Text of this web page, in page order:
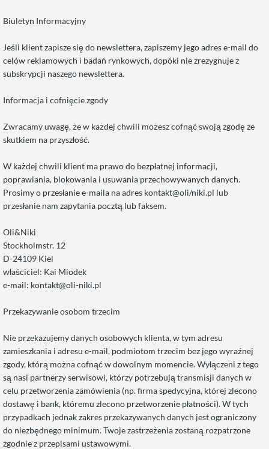
Biuletyn Informacyjny
Jeśli klient zapisze się do newslettera, zapiszemy jego adres e-mail do
celów reklamowych i badań rynkowych, dopóki nie zrezygnuje z
subskrypcji naszego newslettera.
Informacja i cofnięcie zgody
Zwracamy uwagę, że w każdej chwili możesz cofnąć swoją zgodę ze
skutkiem na przyszłość.
W każdej chwili klient ma prawo do bezpłatnej informacji,
poprawiania, blokowania i usuwania przechowywanych danych.
Prosimy o przesłanie e-maila na adres kontakt@oli/niki.pl lub
przesłanie nam zapytania pocztą lub faksem.
Oli&Niki
Stockholmstr. 12
D-24109 Kiel
właściciel: Kai Miodek
e-mail: kontakt@oli-niki.pl
Przekazywanie osobom trzecim
Nie przekazujemy danych osobowych klienta, w tym adresu
zamieszkania i adresu e-mail, podmiotom trzecim bez jego wyraźnej
zgody, którą można cofnąć w dowolnym momencie. Wyłączeni z tego
są nasi partnerzy serwisowi, którzy potrzebują transmisji danych w
celu przetworzenia zamówienia (np. firma spedycyjna, której zlecono
dostawę i bank, któremu zlecono przetworzenie płatności). W tych
przypadkach jednak zakres przekazywanych danych jest ograniczony
do niezbędnego minimum. Twoje zastrzeżenia zostaną rozpatrzone
zgodnie z przepisami ustawowymi.